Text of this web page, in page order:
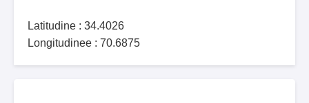
Latitudine : 34.4026
Longitudinee : 70.6875